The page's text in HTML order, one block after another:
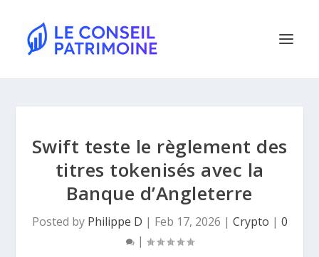
Swift teste le règlement des
titres tokenisés avec la
Banque d’Angleterre
Posted by Philippe D | Feb 17, 2026 | Crypto | 0
|